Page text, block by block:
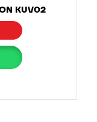
KUV02